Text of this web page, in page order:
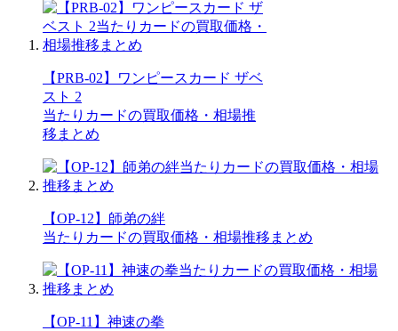
【PRB-02】ワンピースカード ザベ
スト 2
当たりカードの買取価格・相場推
移まとめ
【OP-12】師弟の絆
当たりカードの買取価格・相場推移まとめ
【OP-11】神速の拳